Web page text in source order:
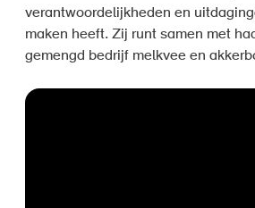
verantwoordelijkheden en
maken heeft. Zij runt samen met
gemengd bedrijf melkvee en